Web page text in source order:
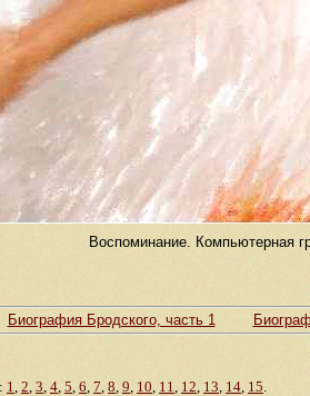
Воспоминание. Компьютерная
Биография Бродского, часть 1
1, 2, 3, 4, 5, 6, 7, 8, 9, 10, 11, 12, 13, 14, 15.